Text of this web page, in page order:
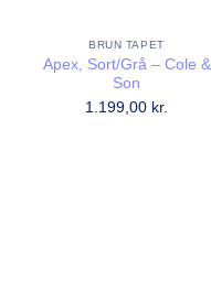
BRUN TAPET
Apex, Sort/Grå – Cole &
Son
1.199,00 kr.